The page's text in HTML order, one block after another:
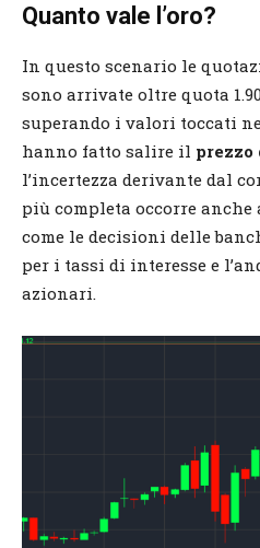
Quanto vale l’oro?
In questo scenario le
sono arrivate oltre quota
superando i valori toccati
hanno fatto salire il prezzo
l’incertezza derivante dal
più completa occorre
come le decisioni delle
per i tassi di interesse e
azionari.